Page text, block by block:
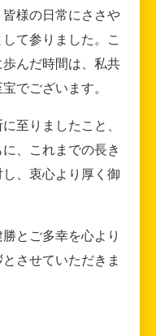
様の日常にささや
て参りました。こ
んだ時間は、私共
でございます。
至りましたこと、
、これまでの長き
、衷心より厚く御
とご多幸を心より
させていただきま